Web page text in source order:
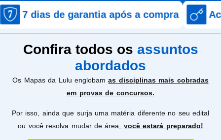
garantia após a compra Acesso
Confira todos os assuntos
abordados
Os Mapas da Lulu englobamas disciplinas mais cobradas
em provas de concursos.
Por isso, ainda que surja uma matéria diferente no seu edital
ou você resolva mudar de área, você estará preparado!